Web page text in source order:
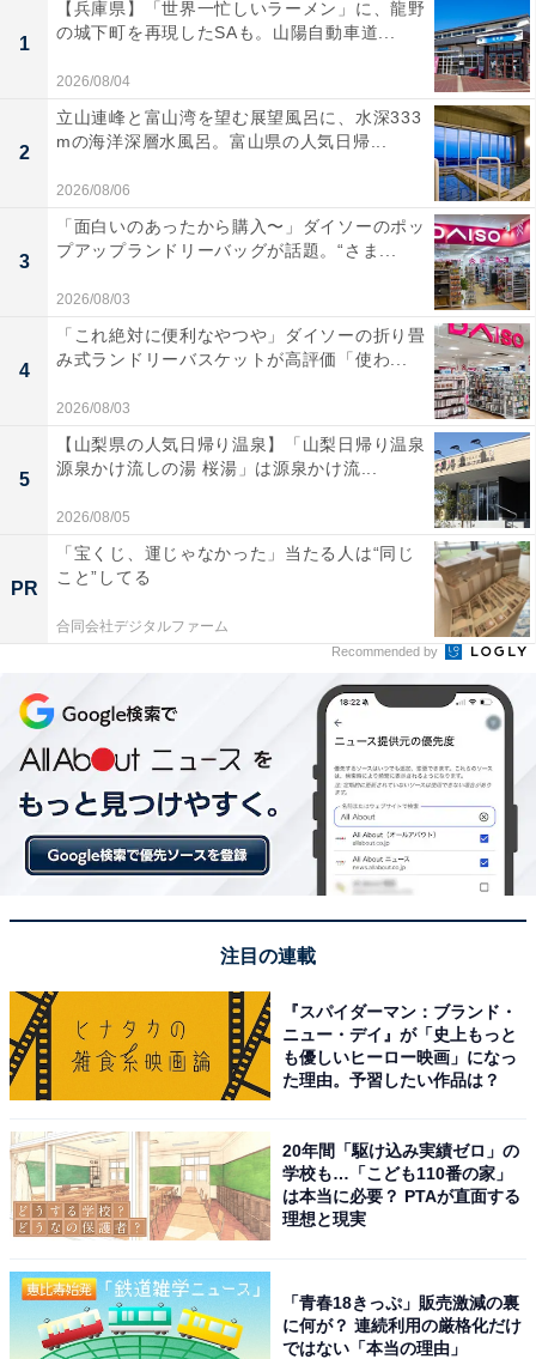
1
【兵庫県】「世界一忙しいラーメン」に、龍野
の城下町を再現したSAも。山陽自動車道...
2026/08/04
2
立山連峰と富山湾を望む展望風呂に、水深333
mの海洋深層水風呂。富山県の人気日帰...
2026/08/06
3
「面白いのあったから購入〜」ダイソーのポッ
プアップランドリーバッグが話題。“さま...
2026/08/03
4
「これ絶対に便利なやつや」ダイソーの折り畳
み式ランドリーバスケットが高評価「使わ...
2026/08/03
5
【山梨県の人気日帰り温泉】「山梨日帰り温泉
源泉かけ流しの湯 桜湯」は源泉かけ流...
2026/08/05
PR
「宝くじ、運じゃなかった」当たる人は“同じ
こと”してる
合同会社デジタルファーム
Recommended by
注目の連載
『スパイダーマン：ブランド・
ニュー・デイ』が「史上もっと
も優しいヒーロー映画」になっ
た理由。予習したい作品は？
20年間「駆け込み実績ゼロ」の
学校も…「こども110番の家」
は本当に必要？ PTAが直面する
理想と現実
「青春18きっぷ」販売激減の裏
に何が？ 連続利用の厳格化だけ
ではない「本当の理由」